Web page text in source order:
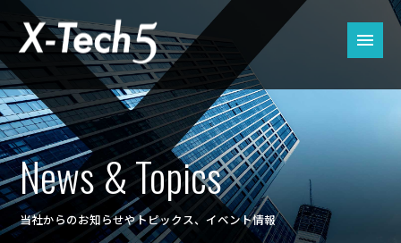
News & Topics
当社からのお知らせやトピックス、イベント情報